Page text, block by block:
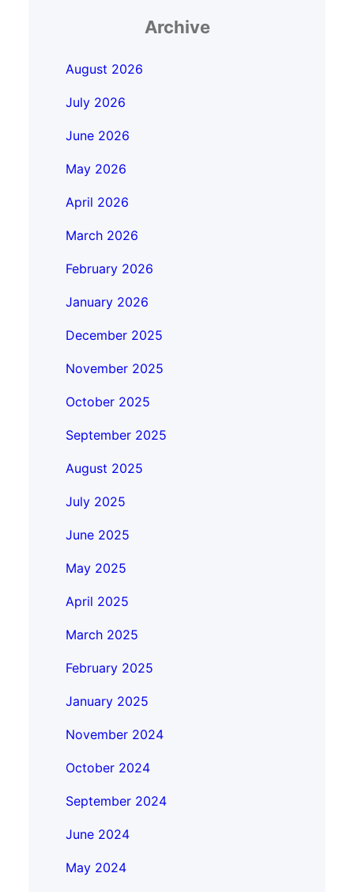
Archive
August 2026
July 2026
June 2026
May 2026
April 2026
March 2026
February 2026
January 2026
December 2025
November 2025
October 2025
September 2025
August 2025
July 2025
June 2025
May 2025
April 2025
March 2025
February 2025
January 2025
November 2024
October 2024
September 2024
June 2024
May 2024